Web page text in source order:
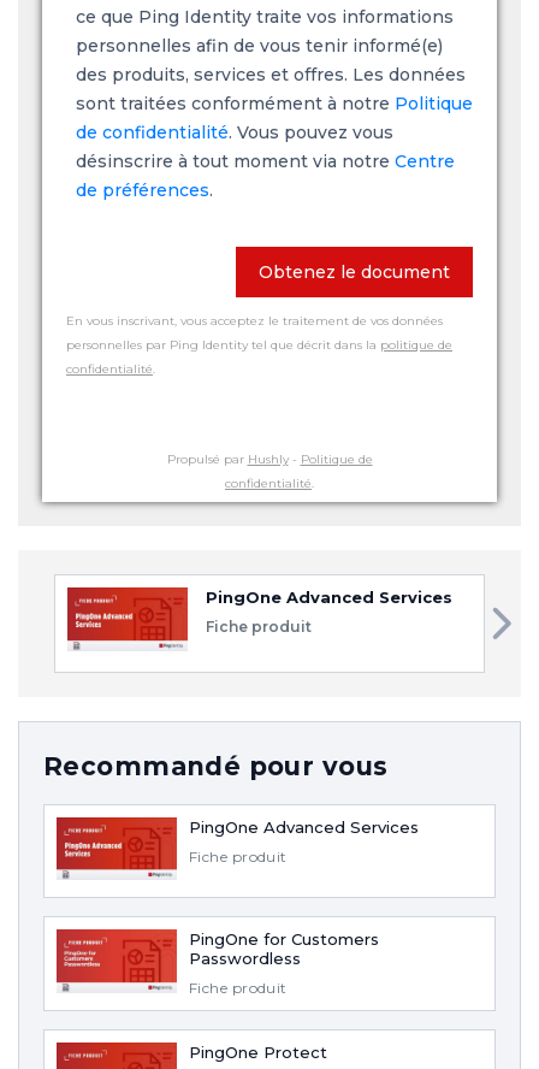
ce que Ping Identity traite vos informations
personnelles afin de vous tenir informé(e)
des produits, services et offres. Les données
sont traitées conformément à notre Politique
de confidentialité. Vous pouvez vous
désinscrire à tout moment via notre Centre
de préférences.
Obtenez le document
En vous inscrivant, vous acceptez le traitement de vos données
personnelles par Ping Identity tel que décrit dans la politique de
confidentialité.
Propulsé par Hushly- Politique de
confidentialité.
PingOne Advanced Services
Fiche produit
Recommandé pour vous
PingOne Advanced Services
Fiche produit
PingOne for Customers
Passwordless
Fiche produit
PingOne Protect